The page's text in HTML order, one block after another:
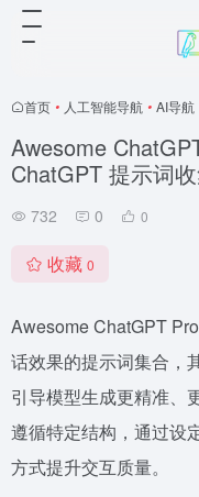
首页 • 人工智能导航 • AI导航
Awesome
ChatGPT 提示词
732 0 0
收藏 0
Awesome ChatGPT
话效果的提示词集合，
引导模型生成更精准、
遵循特定结构，通过设
方式提升交互质量。‌